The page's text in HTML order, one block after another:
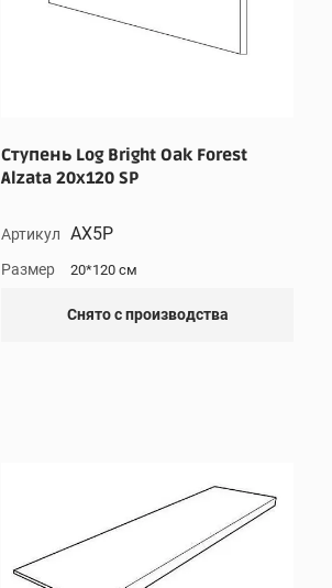
Ступень Log Bright Oak Forest
Alzata 20x120 SP
Артикул AX5P
Размер 20*120 см
Снято с производства